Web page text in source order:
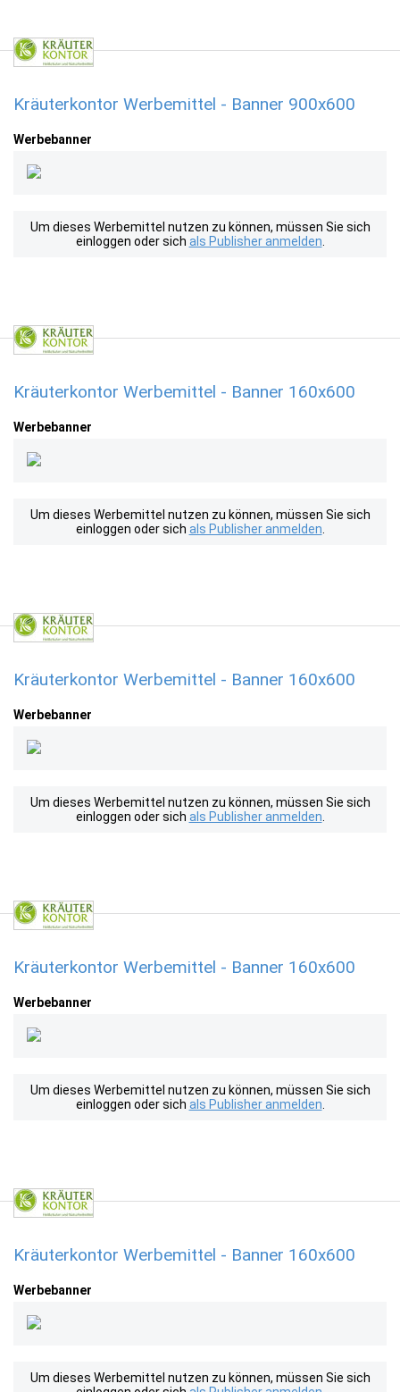
Kräuterkontor Werbemittel - Banner 900x600
Werbebanner
Um dieses Werbemittel nutzen zu können, müssen Sie sich
einloggen oder sich als Publisher anmelden
Kräuterkontor Werbemittel - Banner 160x600
Werbebanner
Um dieses Werbemittel nutzen zu können, müssen Sie sich
einloggen oder sich als Publisher anmelden
Kräuterkontor Werbemittel - Banner 160x600
Werbebanner
Um dieses Werbemittel nutzen zu können, müssen Sie sich
einloggen oder sich als Publisher anmelden
Kräuterkontor Werbemittel - Banner 160x600
Werbebanner
Um dieses Werbemittel nutzen zu können, müssen Sie sich
einloggen oder sich als Publisher anmelden
Kräuterkontor Werbemittel - Banner 160x600
Werbebanner
Um dieses Werbemittel nutzen zu können, müssen Sie sich